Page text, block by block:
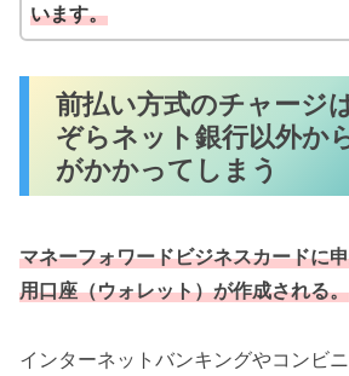
います。
前払い方式のチャージ
ぞらネット銀行以外か
がかかってしまう
マネーフォワードビジネスカードに
用口座（ウォレット）が作成される。
インターネットバンキングやコンビ